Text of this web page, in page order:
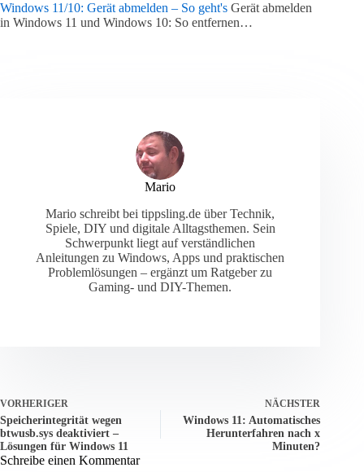
Windows 11/10: Gerät abmelden – So geht's Gerät abmelden
in Windows 11 und Windows 10: So entfernen…
Mario
Mario schreibt bei tippsling.de über Technik,
Spiele, DIY und digitale Alltagsthemen. Sein
Schwerpunkt liegt auf verständlichen
Anleitungen zu Windows, Apps und praktischen
Problemlösungen – ergänzt um Ratgeber zu
Gaming- und DIY-Themen.
VORHERIGER
Speicherintegrität wegen
btwusb.sys deaktiviert –
Lösungen für Windows 11
NÄCHSTER
Windows 11: Automatisches
Herunterfahren nach x
Minuten?
Schreibe einen Kommentar